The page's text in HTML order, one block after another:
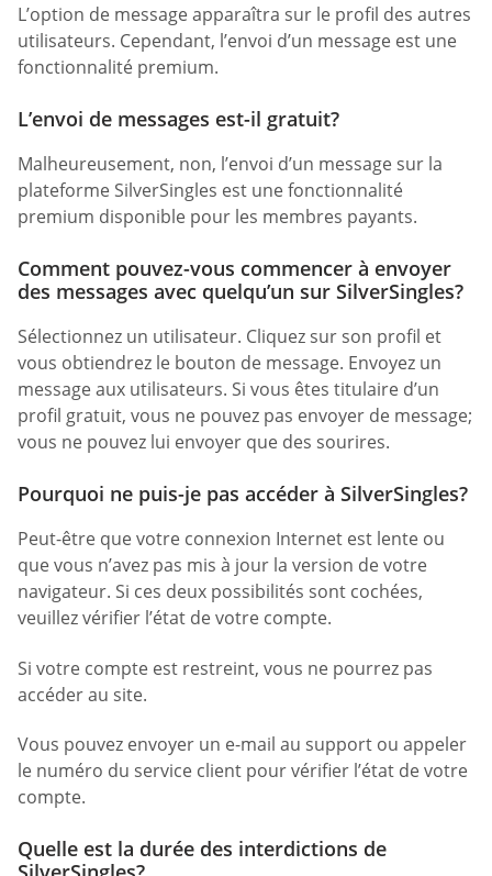
L’option de message apparaîtra sur le profil des autres
utilisateurs. Cependant, l’envoi d’un message est une
fonctionnalité premium.
L’envoi de messages est-il gratuit?
Malheureusement, non, l’envoi d’un message sur la
plateforme SilverSingles est une fonctionnalité
premium disponible pour les membres payants.
Comment pouvez-vous commencer à envoyer
des messages avec quelqu’un sur SilverSingles?
Sélectionnez un utilisateur. Cliquez sur son profil et
vous obtiendrez le bouton de message. Envoyez un
message aux utilisateurs. Si vous êtes titulaire d’un
profil gratuit, vous ne pouvez pas envoyer de message;
vous ne pouvez lui envoyer que des sourires.
Pourquoi ne puis-je pas accéder à SilverSingles?
Peut-être que votre connexion Internet est lente ou
que vous n’avez pas mis à jour la version de votre
navigateur. Si ces deux possibilités sont cochées,
veuillez vérifier l’état de votre compte.
Si votre compte est restreint, vous ne pourrez pas
accéder au site.
Vous pouvez envoyer un e-mail au support ou appeler
le numéro du service client pour vérifier l’état de votre
compte.
Quelle est la durée des interdictions de